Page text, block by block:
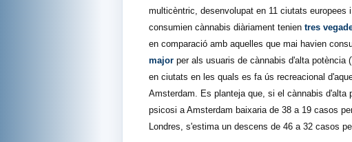
multicèntric, desenvolupat en 11 ciutats
consumien cànnabis diàriament tenien tres
en comparació amb aquelles que mai havien
major per als usuaris de cànnabis d'alta potència
en ciutats en les quals es fa ús recreacional
Amsterdam. Es planteja que, si el cànnabis
psicosi a Amsterdam baixaria de 38 a 19 casos
Londres, s'estima un descens de 46 a 32 casos